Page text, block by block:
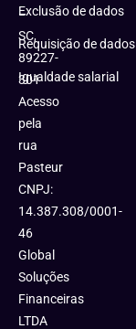
–
SC,
89227-
301
Acesso
pela
rua
Pasteur
CNPJ:
14.387.308/0001-
46
Global
Soluções
Financeiras
LTDA
Exclusão de dados
Requisição de dados
Igualdade salarial